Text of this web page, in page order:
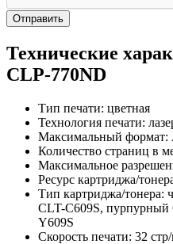
Технические
CLP-770ND
Тип печати: цветная
Технология печати:
Максимальный формат:
Количество страниц в
Максимальное
Ресурс картриджа/
Тип картриджа/тонера:
CLT-C609S,
Y609S
Скорость печати: 32